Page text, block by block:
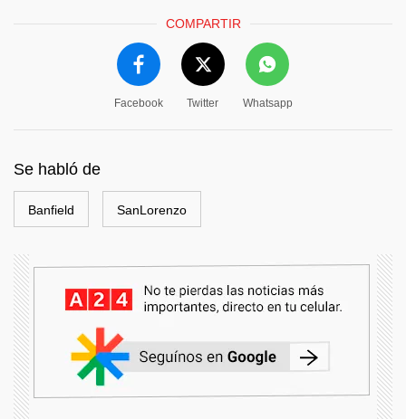
COMPARTIR
Facebook Twitter Whatsapp
Se habló de
Banfield SanLorenzo